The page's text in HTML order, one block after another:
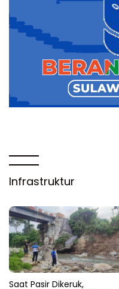
Infrastruktur
Saat Pasir Dikeruk,